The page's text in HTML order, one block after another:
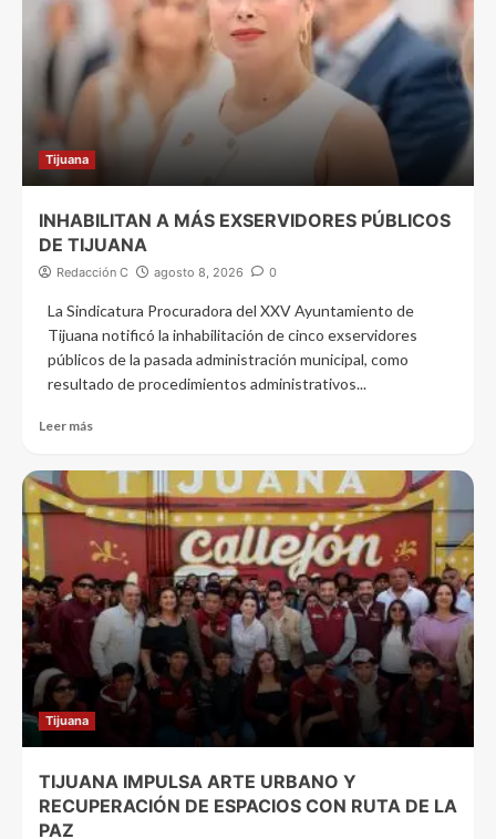
Tijuana
INHABILITAN A MÁS EXSERVIDORES PÚBLICOS
DE TIJUANA
Redacción C agosto 8, 2026 0
La Sindicatura Procuradora del XXV Ayuntamiento de
Tijuana notificó la inhabilitación de cinco exservidores
públicos de la pasada administración municipal, como
resultado de procedimientos administrativos...
Leer más
Tijuana
TIJUANA IMPULSA ARTE URBANO Y
RECUPERACIÓN DE ESPACIOS CON RUTA DE LA
PAZ